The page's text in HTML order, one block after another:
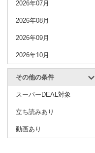
2026年07月
2026年08月
2026年09月
2026年10月
その他の条件
スーパーDEAL対象
立ち読みあり
動画あり